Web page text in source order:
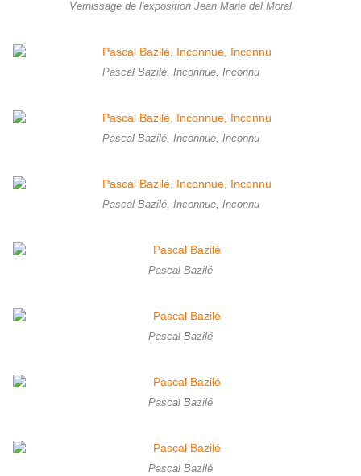
Vernissage de l'exposition Jean Marie del Moral
Pascal Bazilé, Inconnue, Inconnu
Pascal Bazilé, Inconnue, Inconnu
Pascal Bazilé, Inconnue, Inconnu
Pascal Bazilé
Pascal Bazilé
Pascal Bazilé
Pascal Bazilé